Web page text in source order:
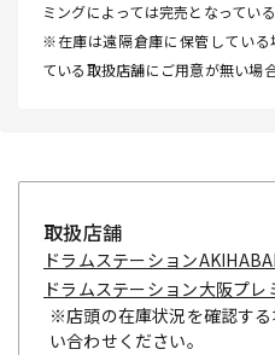
ミングによっては完売となってい
※在庫は遠隔倉庫に保管してい
ている取扱店舗にご用意が無い場
取扱店舗
ドラムステーション
ドラムステーション大阪プレ
※店頭の在庫状況を確認す
い合わせください。